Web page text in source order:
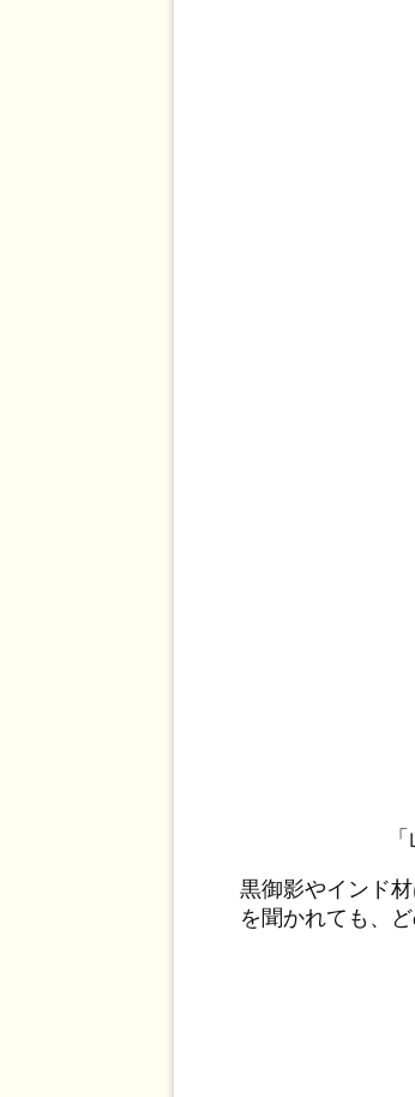
黒御影やインド
を聞かれても、